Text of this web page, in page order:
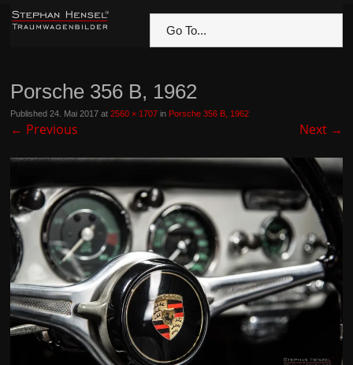
Go To...
Porsche 356 B, 1962
Published24. Mai 2017 at2560 × 1707 in Porsche 356 B, 1962
← Previous Next →